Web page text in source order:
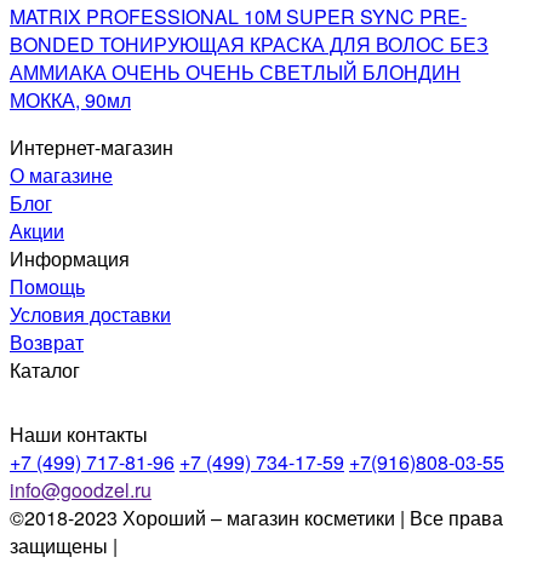
MATRIX PROFESSIONAL 10M SUPER SYNC PRE-
BONDED ТОНИРУЮЩАЯ КРАСКА ДЛЯ ВОЛОС БЕЗ
АММИАКА ОЧЕНЬ ОЧЕНЬ СВЕТЛЫЙ БЛОНДИН
МОККА, 90мл
Интернет-магазин
О магазине
Блог
Акции
Информация
Помощь
Условия доставки
Возврат
Каталог
Наши контакты
+7 (499) 717-81-96 +7 (499) 734-17-59 +7(916)808-03-55
info@goodzel.ru
©2018-2023 Хороший – магазин косметики | Все права
защищены |